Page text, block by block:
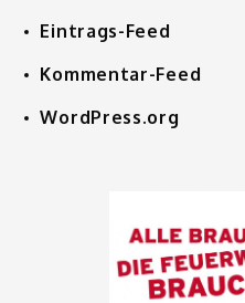
Eintrags-Feed
Kommentar-Feed
WordPress.org